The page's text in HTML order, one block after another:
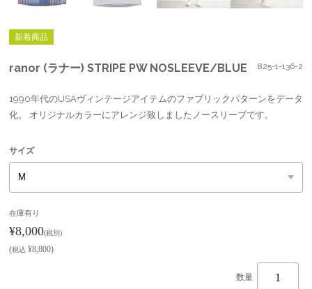
新着商品
ranor (ラナー) STRIPE PW NOSLEEVE/BLUE 825-1-136-2
1990年代のUSAヴィンテージアイテムのファブリックパターンをデータ
化。 オリジナルカラーにアレンジ致しましたノースリーブです。
サイズ
在庫有り
¥8,000(税別)
(税込 ¥8,800)
数量